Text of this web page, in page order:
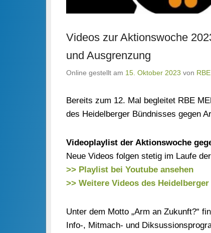
Videos zur Aktionswoche
und Ausgrenzung
Online gestellt am 15. Oktober 2023 von
Bereits zum 12. Mal begleitet RBE
des Heidelberger Bündnisses gegen
Videoplaylist der Aktionswoche
Neue Videos folgen stetig im Laufe
>> Playlist bei Youtube ansehen
>> Weitere Videos des
Unter dem Motto „Arm an Zukunft?“
Info-, Mitmach- und